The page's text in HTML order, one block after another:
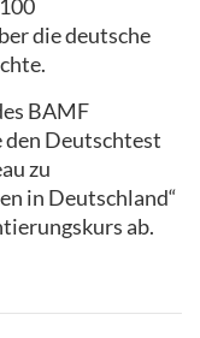
die deutsche
BAMF
den Deutschtest
zu
in Deutschland“
ab.